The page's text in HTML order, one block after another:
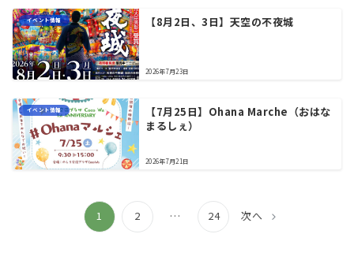
イベント情報 【8月2日、3日】天空の不夜城
2026年7月23日
イベント情報
【7月25日】Ohana Marche（おはな
まるしぇ）
2026年7月21日
1 2 … 24 次へ